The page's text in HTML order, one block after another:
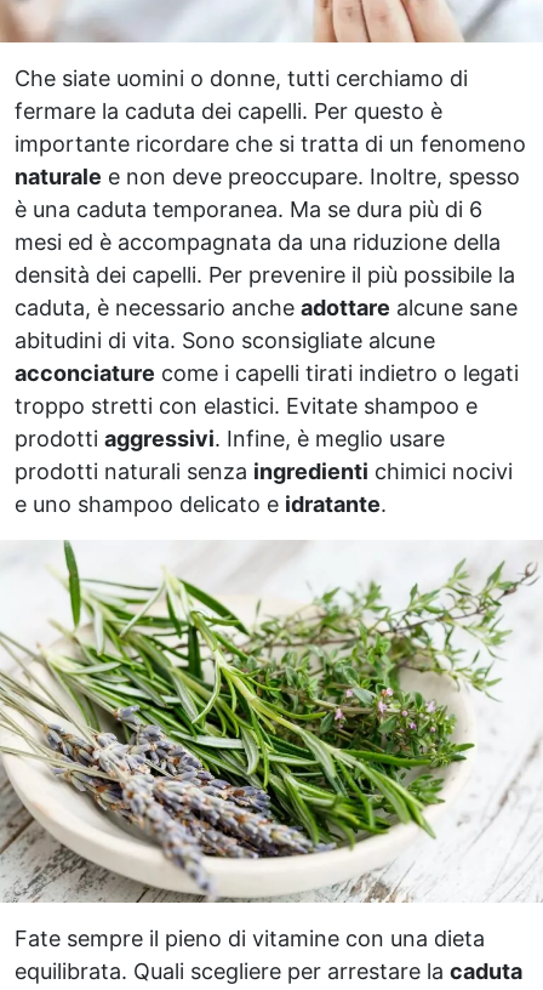
Che siate uomini o donne, tutti cerchiamo di
fermare la caduta dei capelli. Per questo è
importante ricordare che si tratta di un fenomeno
naturale e non deve preoccupare. Inoltre, spesso
è una caduta temporanea. Ma se dura più di 6
mesi ed è accompagnata da una riduzione della
densità dei capelli. Per prevenire il più possibile la
caduta, è necessario anche adottare alcune sane
abitudini di vita. Sono sconsigliate alcune
acconciature come i capelli tirati indietro o legati
troppo stretti con elastici. Evitate shampoo e
prodotti aggressivi. Infine, è meglio usare
prodotti naturali senza ingredienti chimici nocivi
e uno shampoo delicato e idratante.
Fate sempre il pieno di vitamine con una dieta
equilibrata. Quali scegliere per arrestare la caduta